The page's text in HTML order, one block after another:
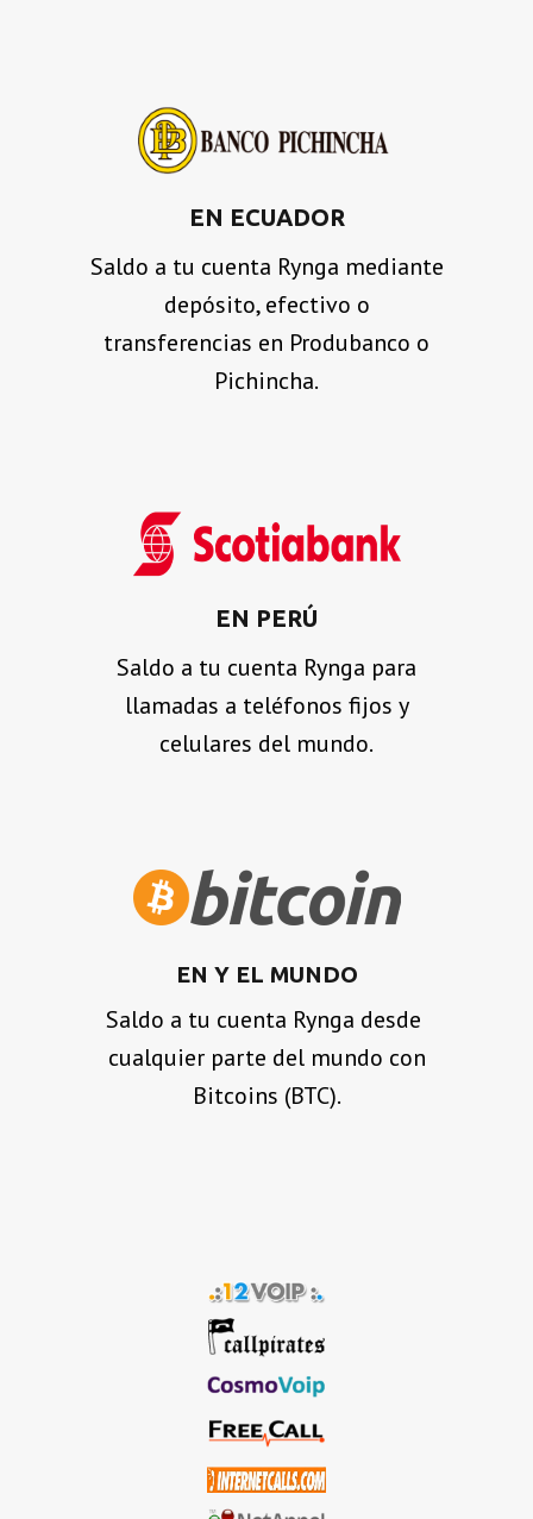
EN ECUADOR
Saldo a tu cuenta Rynga mediante
depósito, efectivo o
transferencias en Produbanco o
Pichincha.
EN PERÚ
Saldo a tu cuenta Rynga para
llamadas a teléfonos fijos y
celulares del mundo.
EN Y EL MUNDO
Saldo a tu cuenta Rynga desde
cualquier parte del mundo con
Bitcoins (BTC).